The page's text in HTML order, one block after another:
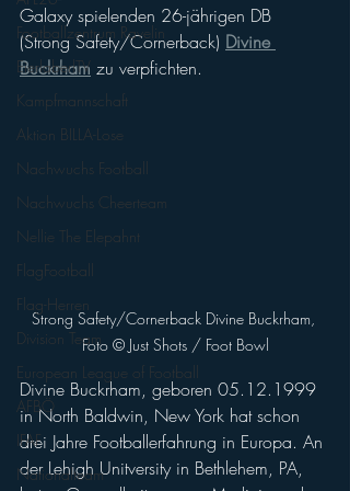
Footballzentrum Ravelin
EierlaberlTV
Kampfmannschaft
Aktion BILLA-Lose
Nachwuchs Football
Nachwuchs Cheerteam
Nellie The Elepahnt
FlagFootball
Flag-Herren
Division Team
European League of Football
AFBÖ
IFAF
Nationalteam
Galaxy spielenden 26-jährigen DB
(Strong Safety/Cornerback) Divine
Buckrham zu verpfichten.
Strong Safety/Cornerback Divine Buckrham,
Foto ©️ Just Shots / Foot Bowl
Divine Buckrham, geboren 05.12.1999
in North Baldwin, New York hat schon
drei Jahre Footballerfahrung in Europa. An
der Lehigh Unitversity in Bethlehem, PA,